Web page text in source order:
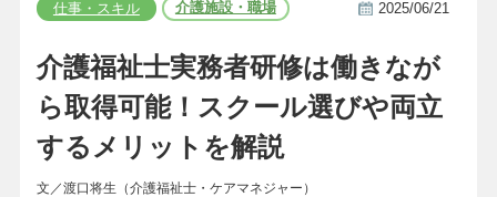
仕事・スキル 介護施設・職場 2025/06/21
介護福祉士実務者研修は働きなが
ら取得可能！スクール選びや両立
するメリットを解説
文／渡口将生（介護福祉士・ケアマネジャー）